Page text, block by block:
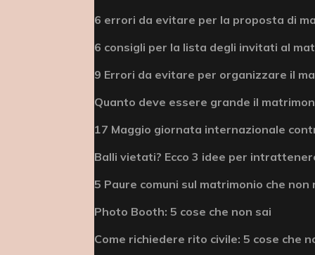
6 errori da evitare per la proposta di
6 consigli per la lista degli invitati al
9 Errori da evitare per organizzare il
Quanto deve essere grande il
17 Maggio giornata internazionale
Balli vietati? Ecco 3 idee per
5 Paure comuni sul matrimonio che
Photo Booth: 5 cose che non sai
Come richiedere rito civile: 5 cose che